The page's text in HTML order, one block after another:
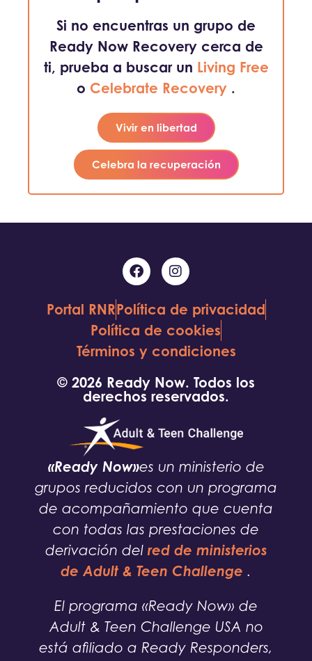
Si no encuentras un grupo de
Ready Now Recovery cerca de
ti, prueba a buscar un Living Free
o Celebrate Recovery .
Vivir en libertad
Celebra la recuperación
Portal RNRPolítica de privacidad
Política de cookies
Términos y condiciones
© 2026 Ready Now. Todos los
derechos reservados.
«Ready Now»es un ministerio de
grupos reducidos con un programa
de acompañamiento que cuenta
con todas las prestaciones de
derivación del red de ministerios
de Adult & Teen Challenge .
El programa «Ready Now» de
Adult & Teen Challenge USA no
está afiliado a Ready Responders,